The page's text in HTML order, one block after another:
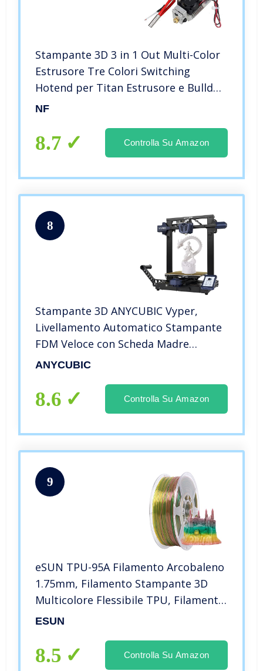
Stampante 3D 3 in 1 Out Multi-Color
Estrusore Tre Colori Switching
Hotend per Titan Estrusore e Bulldog
Bowden estrusore uso 1.75mm
NF
8.7 Controlla Su Amazon
8
Stampante 3D ANYCUBIC Vyper,
Livellamento Automatico Stampante
FDM Veloce con Scheda Madre
Silenziosa a 32 bit TMC2209,
Dimensioni di Stampa
245x245x260mm
ANYCUBIC
8.6 Controlla Su Amazon
9
eSUN TPU-95A Filamento Arcobaleno
1.75mm, Filamento Stampante 3D
Multicolore Flessibile TPU, Filamento
Multicolore Cambia Gradiente 1KG
Arcobaleno
ESUN
8.5 Controlla Su Amazon